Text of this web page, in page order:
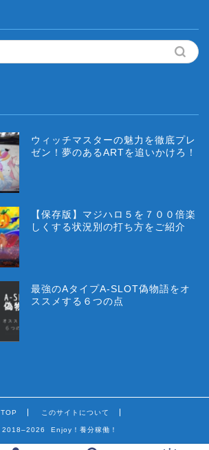
ウィッチマスターの魅力を徹底プレ
ゼン！夢のあるARTを追いかけろ！
【保存版】マジハロ５を７００倍楽
しくする状況別の打ち方をご紹介
最強のAタイプA-SLOT偽物語をオ
ススメする６つの点
TOP このサイトについて
2018–2026 Enjoy！養分稼働！